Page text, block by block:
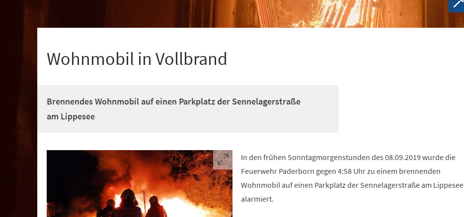
Wohnmobil in Vollbrand
Brennendes Wohnmobil auf einen Parkplatz der Sennelagerstraße
am Lippesee
In den frühen Sonntagmorgenstunden des 08.09.2019 wurde die
Feuerwehr Paderborn gegen 4:58 Uhr zu einem brennenden
Wohnmobil auf einen Parkplatz der Sennelagerstraße am Lippesee
alarmiert.